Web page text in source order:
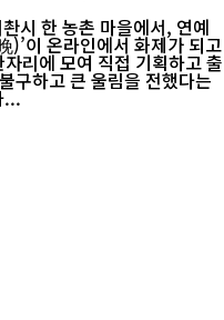
시 한 농촌 마을에서, 연예
)’이 온라인에서 화제가 되고
리에 모여 직접 기획하고 출
구하고 큰 울림을 전했다는
...